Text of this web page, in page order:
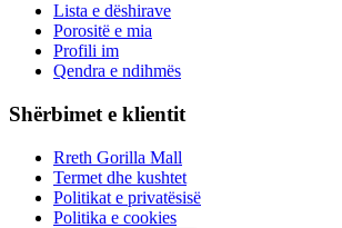
Lista e dëshirave
Porositë e mia
Profili im
Qendra e ndihmës
Shërbimet e klientit
Rreth Gorilla Mall
Termet dhe kushtet
Politikat e privatësisë
Politika e cookies